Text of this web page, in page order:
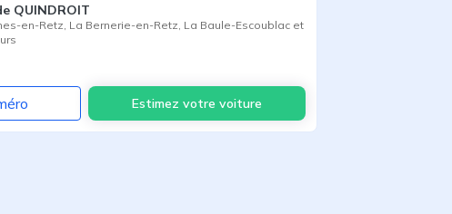
QUINDROIT
en-Retz La Bernerie-en-Retz La Baule-Escoublac et
Estimez votre voiture